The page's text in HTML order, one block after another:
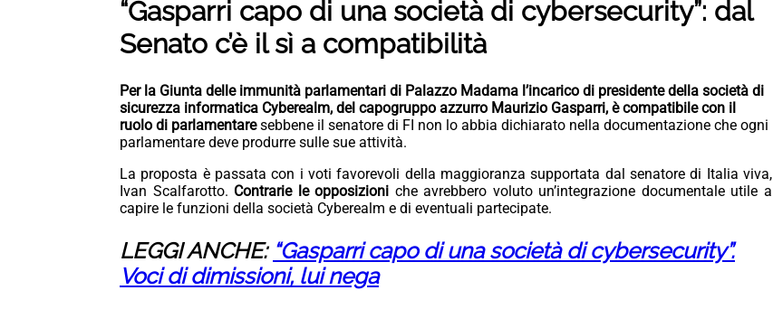
“Gasparri capo di una società di cybersecurity”: dal
Senato c’è il sì a compatibilità
Per la Giunta delle immunità parlamentari di Palazzo Madama l’incarico di presidente della società di
sicurezza informatica Cyberealm, del capogruppo azzurro Maurizio Gasparri, è compatibile con il
ruolo di parlamentaresebbene il senatore di FI non lo abbia dichiarato nella documentazione che ogni
parlamentare deve produrre sulle sue attività.
La proposta è passata con i voti favorevoli della maggioranza supportata dal senatore di Italia viva,
Ivan Scalfarotto. Contrarie le opposizioni che avrebbero voluto un’integrazione documentale utile a
capire le funzioni della società Cyberealm e di eventuali partecipate.
LEGGI ANCHE: “Gasparri capo di una società di cybersecurity”.
Voci di dimissioni, lui nega